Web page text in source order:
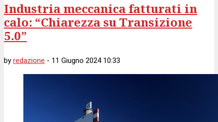
Industria meccanica fatturati in
calo: “Chiarezza su Transizione
5.0”
by redazione - 11 Giugno 2024 10:33